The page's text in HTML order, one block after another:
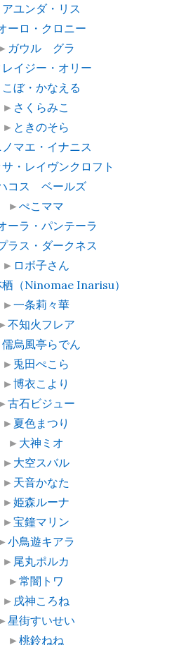
アユンダ・リス
ーロ・クロニー
ガウル グラ
レイジー・オリー
こぼ・かなえる
► さくらみこ
► ときのそら
ノマエ・イナニス
・レイヴンクロフト
コス ベールズ
►ぺこママ
ーラ・パンテーラ
ラス・ダークネス
► ロボ子さん
（Ninomae Inarisu）
►一条莉々華
不知火フレア
儒烏風亭らでん
► 兎田ぺこら
►博衣こより
古石ビジュー
► 夏色まつり
► 大神ミオ
► 大空スバル
► 天音かなた
►姫森ルーナ
►宝鐘マリン
小鳥遊キアラ
► 尾丸ポルカ
►常闇トワ
► 戌神ころね
星街すいせい
►桃鈴ねね